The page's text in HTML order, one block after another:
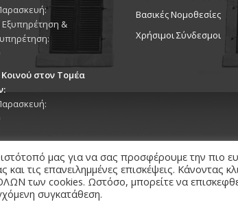
&
στον Τομέα
Βασικές Νομοθεσίες
Χρήσιμοι Σύνδεσμοι
© Δήμος Στροβόλου, All Rights Reserved. / Powered by
μας για να σας προσφέρουμε την πιο
και τις επανειλημμένες επισκέψεις. Κάνοντας
των cookies. Ωστόσο, μπορείτε να
συγκατάθεση.